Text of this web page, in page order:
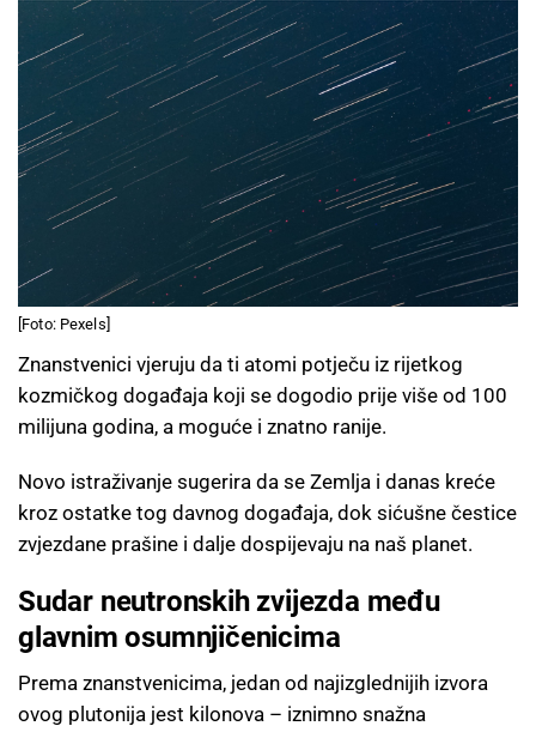
[Foto: Pexels]
Znanstvenici vjeruju da ti atomi potječu iz rijetkog
kozmičkog događaja koji se dogodio prije više od 100
milijuna godina, a moguće i znatno ranije.
Novo istraživanje sugerira da se Zemlja i danas kreće
kroz ostatke tog davnog događaja, dok sićušne čestice
zvjezdane prašine i dalje dospijevaju na naš planet.
Sudar neutronskih zvijezda među
glavnim osumnjičenicima
Prema znanstvenicima, jedan od najizglednijih izvora
ovog plutonija jest kilonova – iznimno snažna